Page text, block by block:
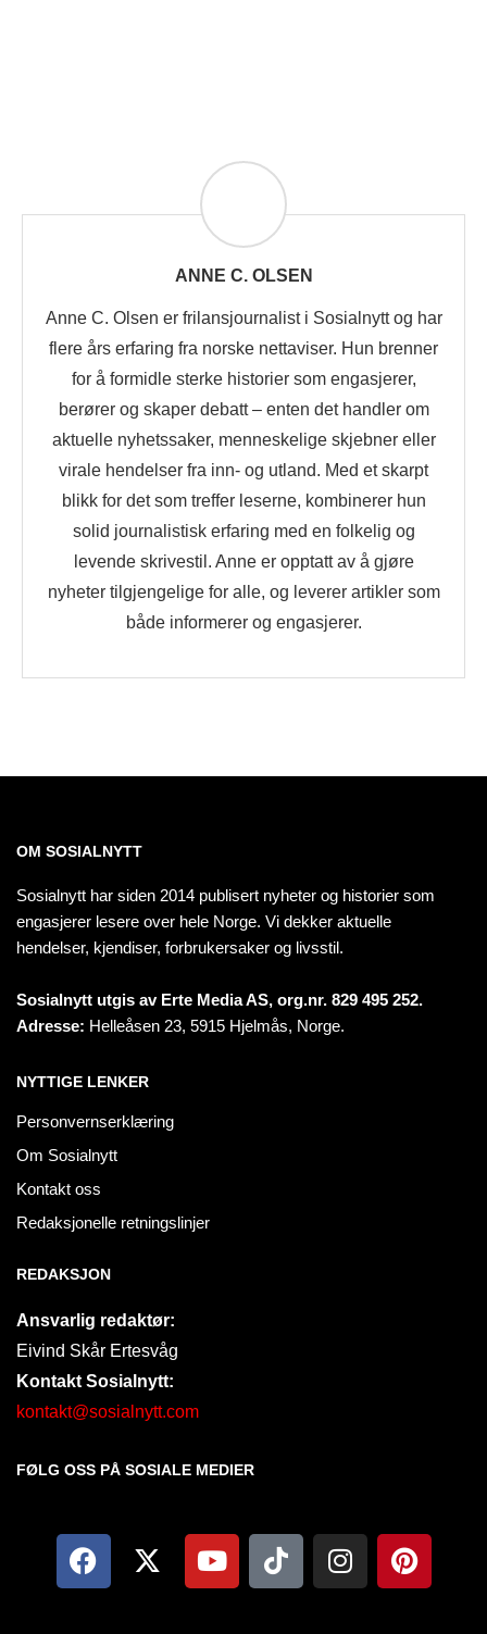
ANNE C. OLSEN
Anne C. Olsen er frilansjournalist i Sosialnytt og har
flere års erfaring fra norske nettaviser. Hun brenner
for å formidle sterke historier som engasjerer,
berører og skaper debatt – enten det handler om
aktuelle nyhetssaker, menneskelige skjebner eller
virale hendelser fra inn- og utland. Med et skarpt
blikk for det som treffer leserne, kombinerer hun
solid journalistisk erfaring med en folkelig og
levende skrivestil. Anne er opptatt av å gjøre
nyheter tilgjengelige for alle, og leverer artikler som
både informerer og engasjerer.
OM SOSIALNYTT
Sosialnytt har siden 2014 publisert nyheter og historier som
engasjerer lesere over hele Norge. Vi dekker aktuelle
hendelser, kjendiser, forbrukersaker og livsstil.
Sosialnytt utgis av Erte Media AS, org.nr. 829 495 252.
Adresse: Helleåsen 23, 5915 Hjelmås, Norge.
NYTTIGE LENKER
Personvernserklæring
Om Sosialnytt
Kontakt oss
Redaksjonelle retningslinjer
REDAKSJON
Ansvarlig redaktør:
Eivind Skår Ertesvåg
Kontakt Sosialnytt:
kontakt@sosialnytt.com
FØLG OSS PÅ SOSIALE MEDIER​